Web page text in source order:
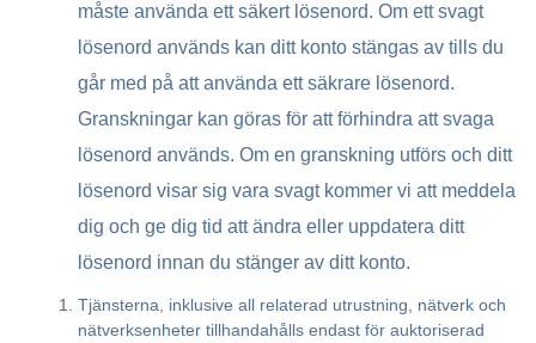
måste använda ett säkert lösenord. Om ett svagt
lösenord används kan ditt konto stängas av tills du
går med på att använda ett säkrare lösenord.
Granskningar kan göras för att förhindra att svaga
lösenord används. Om en granskning utförs och ditt
lösenord visar sig vara svagt kommer vi att meddela
dig och ge dig tid att ändra eller uppdatera ditt
lösenord innan du stänger av ditt konto.
Tjänsterna, inklusive all relaterad utrustning, nätverk och
nätverksenheter tillhandahålls endast för auktoriserad